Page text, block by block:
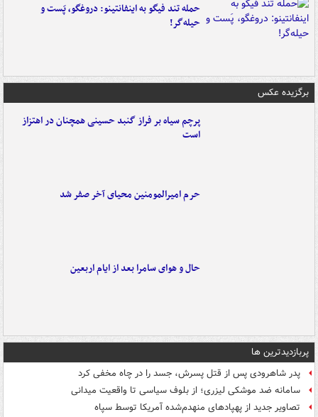
حمله تند فیگو به اینفانتینو: دروغگو، پَست‌ و
حیله‌گر!
برگزیده عکس
پرچم سیاه بر فراز گنبد حسینی همچنان در اهتزاز
است
حرم امیرالمومنین محیای آخر صفر شد
حال و هوای سامرا بعد از ایام اربعین
پربازدیدترین ها
پدر شاهرودی پس از قتل پسرش، جسد را در چاه مخفی کرد
سامانه ضد موشکی لیزری؛ از بلوف سیاسی تا واقعیت میدانی
تصاویر جدید از پهپادهای منهدم‌شده آمریکا توسط سپاه